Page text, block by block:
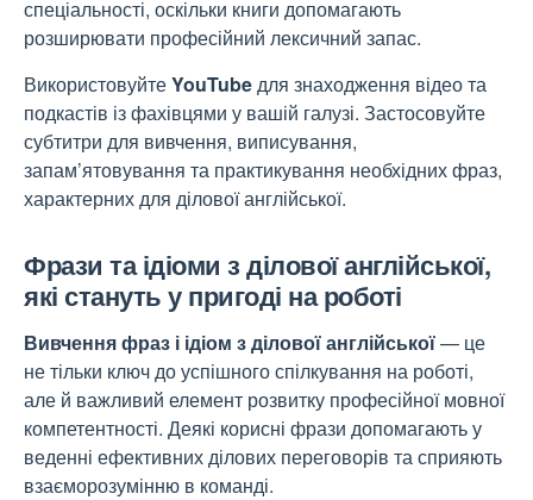
спеціальності, оскільки книги допомагають
розширювати професійний лексичний запас.
ВикористовуйтеYouTubeдля знаходження відео та
подкастів із фахівцями у вашій галузі. Застосовуйте
субтитри для вивчення, виписування,
запам’ятовування та практикування необхідних фраз,
характерних для ділової англійської.
Фрази та ідіоми з ділової англійської,
які стануть у пригоді на роботі
Вивчення фраз і ідіом з ділової англійської— це
не тільки ключ до успішного спілкування на роботі,
але й важливий елемент розвитку професійної мовної
компетентності. Деякі корисні фрази допомагають у
веденні ефективних ділових переговорів та сприяють
взаєморозумінню в команді.